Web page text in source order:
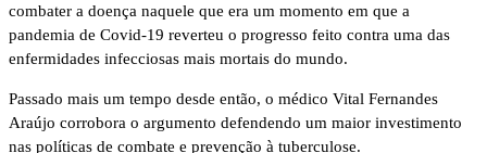
combater a doença naquele que era um momento em que a
pandemia de Covid-19 reverteu o progresso feito contra uma das
enfermidades infecciosas mais mortais do mundo.
Passado mais um tempo desde então, o médico Vital Fernandes
Araújo corrobora o argumento defendendo um maior investimento
nas políticas de combate e prevenção à tuberculose.